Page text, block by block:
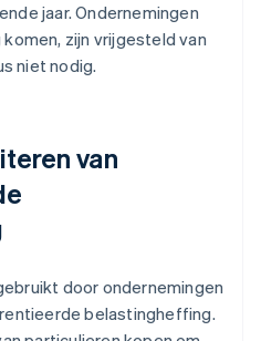
jaar. Ondernemingen
zijn vrijgesteld van
niet nodig.
van
door ondernemingen
belastingheffing.